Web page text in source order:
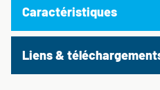
Caractéristiques
Liens &